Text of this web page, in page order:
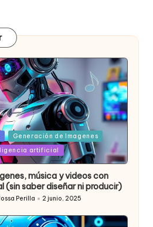
Generación de Imagenes
artificial
música y videos con
saber diseñar ni producir)
Perilla 2 junio, 2025